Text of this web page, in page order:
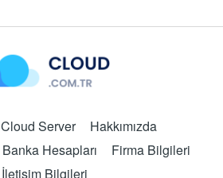
Cloud Server
Hakkımızda
Banka Hesapları
Firma Bilgileri
İletişim Bilgileri